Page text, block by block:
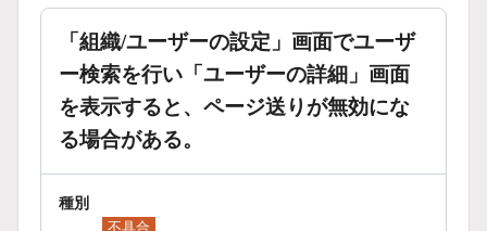
「組織/ユーザーの設定」画面でユーザ
ー検索を行い「ユーザーの詳細」画面
を表示すると、ページ送りが無効にな
る場合がある。
種別
不具合